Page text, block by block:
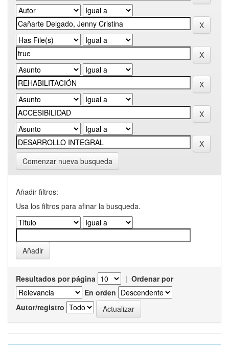
Comenzar nueva busqueda
Añadir filtros:
Usa los filtros para afinar la busqueda.
Resultados por página | Ordenar por
En orden
Autor/registro